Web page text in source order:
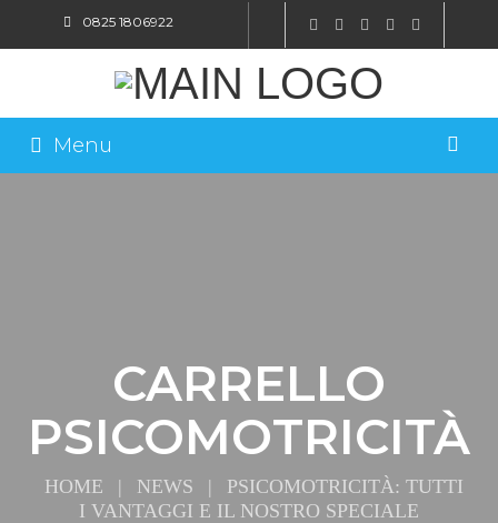
0825 1806922
Menu
CARRELLO
PSICOMOTRICITÀ
HOME | NEWS |
PSICOMOTRICITÀ: TUTTI
I VANTAGGI E IL NOSTRO SPECIALE